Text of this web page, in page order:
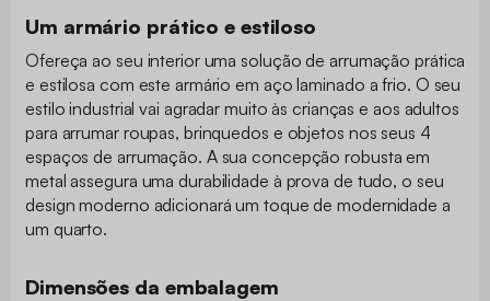
Um armário prático e estiloso
Ofereça ao seu interior uma solução de arrumação prática
e estilosa com este armário em aço laminado a frio. O seu
estilo industrial vai agradar muito às crianças e aos adultos
para arrumar roupas, brinquedos e objetos nos seus 4
espaços de arrumação. A sua concepção robusta em
metal assegura uma durabilidade à prova de tudo, o seu
design moderno adicionará um toque de modernidade a
um quarto.
Dimensões da embalagem